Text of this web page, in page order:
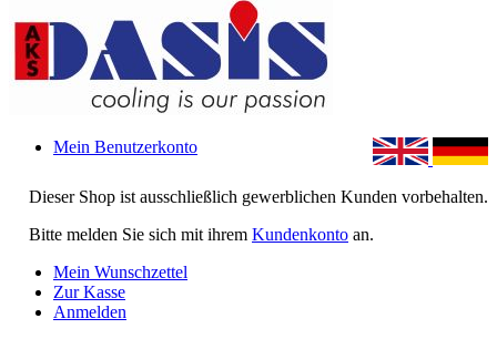
Dieser Shop ist ausschließlich gewerblichen Kunden vorbehalten.
Bitte melden Sie sich mit ihrem Kundenkonto an.
Mein Benutzerkonto
Mein Wunschzettel
Zur Kasse
Anmelden